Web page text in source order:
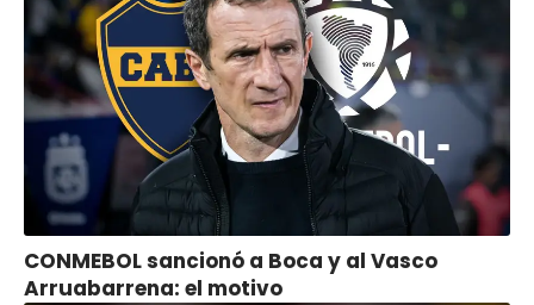
CONMEBOL sancionó a Boca y al Vasco
Arruabarrena: el motivo